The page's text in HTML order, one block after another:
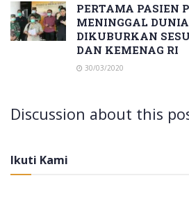
PERTAMA PASIEN
MENINGGAL
DIKUBURKAN
DAN KEMENAG RI
30/03/2020
Discussion about this
Ikuti Kami